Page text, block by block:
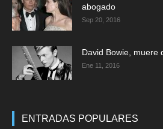
abogado
Sep 20, 2016
David Bowie, muere
Ene 11, 2016
ENTRADAS POPULARES